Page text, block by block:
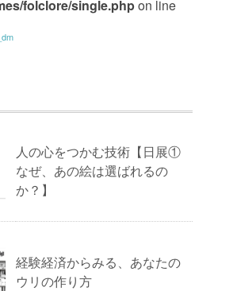
folclore/single.phpon line
人の心をつかむ技術【日展①
なぜ、あの絵は選ばれるの
か？】
経験経済からみる、あなたの
ウリの作り方